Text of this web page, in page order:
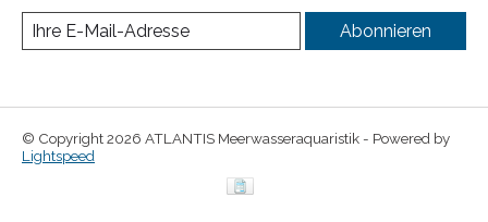
Abonnieren
© Copyright 2026 ATLANTIS Meerwasseraquaristik - Powered by
Lightspeed